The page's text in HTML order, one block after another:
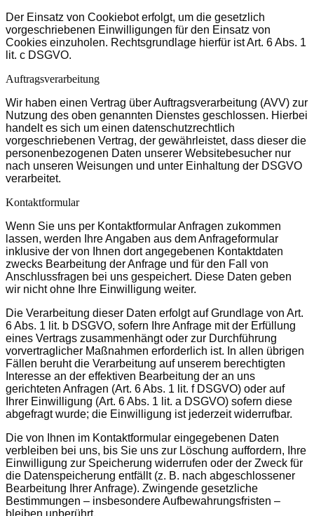
Der Einsatz von Cookiebot erfolgt, um die gesetzlich
vorgeschriebenen Einwilligungen für den Einsatz von
Cookies einzuholen. Rechtsgrundlage hierfür ist Art. 6 Abs. 1
lit. c DSGVO.
Auftragsverarbeitung
Wir haben einen Vertrag über Auftragsverarbeitung (AVV) zur
Nutzung des oben genannten Dienstes geschlossen. Hierbei
handelt es sich um einen datenschutzrechtlich
vorgeschriebenen Vertrag, der gewährleistet, dass dieser die
personenbezogenen Daten unserer Websitebesucher nur
nach unseren Weisungen und unter Einhaltung der DSGVO
verarbeitet.
Kontaktformular
Wenn Sie uns per Kontaktformular Anfragen zukommen
lassen, werden Ihre Angaben aus dem Anfrageformular
inklusive der von Ihnen dort angegebenen Kontaktdaten
zwecks Bearbeitung der Anfrage und für den Fall von
Anschlussfragen bei uns gespeichert. Diese Daten geben
wir nicht ohne Ihre Einwilligung weiter.
Die Verarbeitung dieser Daten erfolgt auf Grundlage von Art.
6 Abs. 1 lit. b DSGVO, sofern Ihre Anfrage mit der Erfüllung
eines Vertrags zusammenhängt oder zur Durchführung
vorvertraglicher Maßnahmen erforderlich ist. In allen übrigen
Fällen beruht die Verarbeitung auf unserem berechtigten
Interesse an der effektiven Bearbeitung der an uns
gerichteten Anfragen (Art. 6 Abs. 1 lit. f DSGVO) oder auf
Ihrer Einwilligung (Art. 6 Abs. 1 lit. a DSGVO) sofern diese
abgefragt wurde; die Einwilligung ist jederzeit widerrufbar.
Die von Ihnen im Kontaktformular eingegebenen Daten
verbleiben bei uns, bis Sie uns zur Löschung auffordern, Ihre
Einwilligung zur Speicherung widerrufen oder der Zweck für
die Datenspeicherung entfällt (z. B. nach abgeschlossener
Bearbeitung Ihrer Anfrage). Zwingende gesetzliche
Bestimmungen – insbesondere Aufbewahrungsfristen –
bleiben unberührt.